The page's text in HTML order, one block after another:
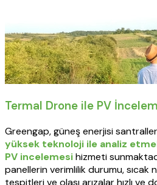
Termal Drone ile PV
Greengap, güneş enerjisi
yüksek teknoloji ile analiz
PV incelemesihizmeti
panellerin verimlilik durumu,
tespitleri ve olası arızalar hızlı ve